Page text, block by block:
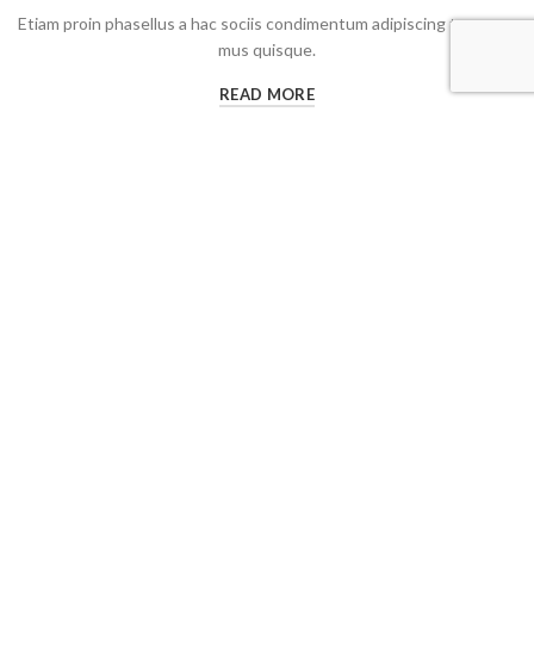
Etiam proin phasellus a hac sociis condimentum adipiscing tempor a
mus quisque.
READ MORE